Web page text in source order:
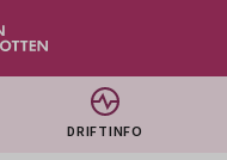
DRIFTINFO